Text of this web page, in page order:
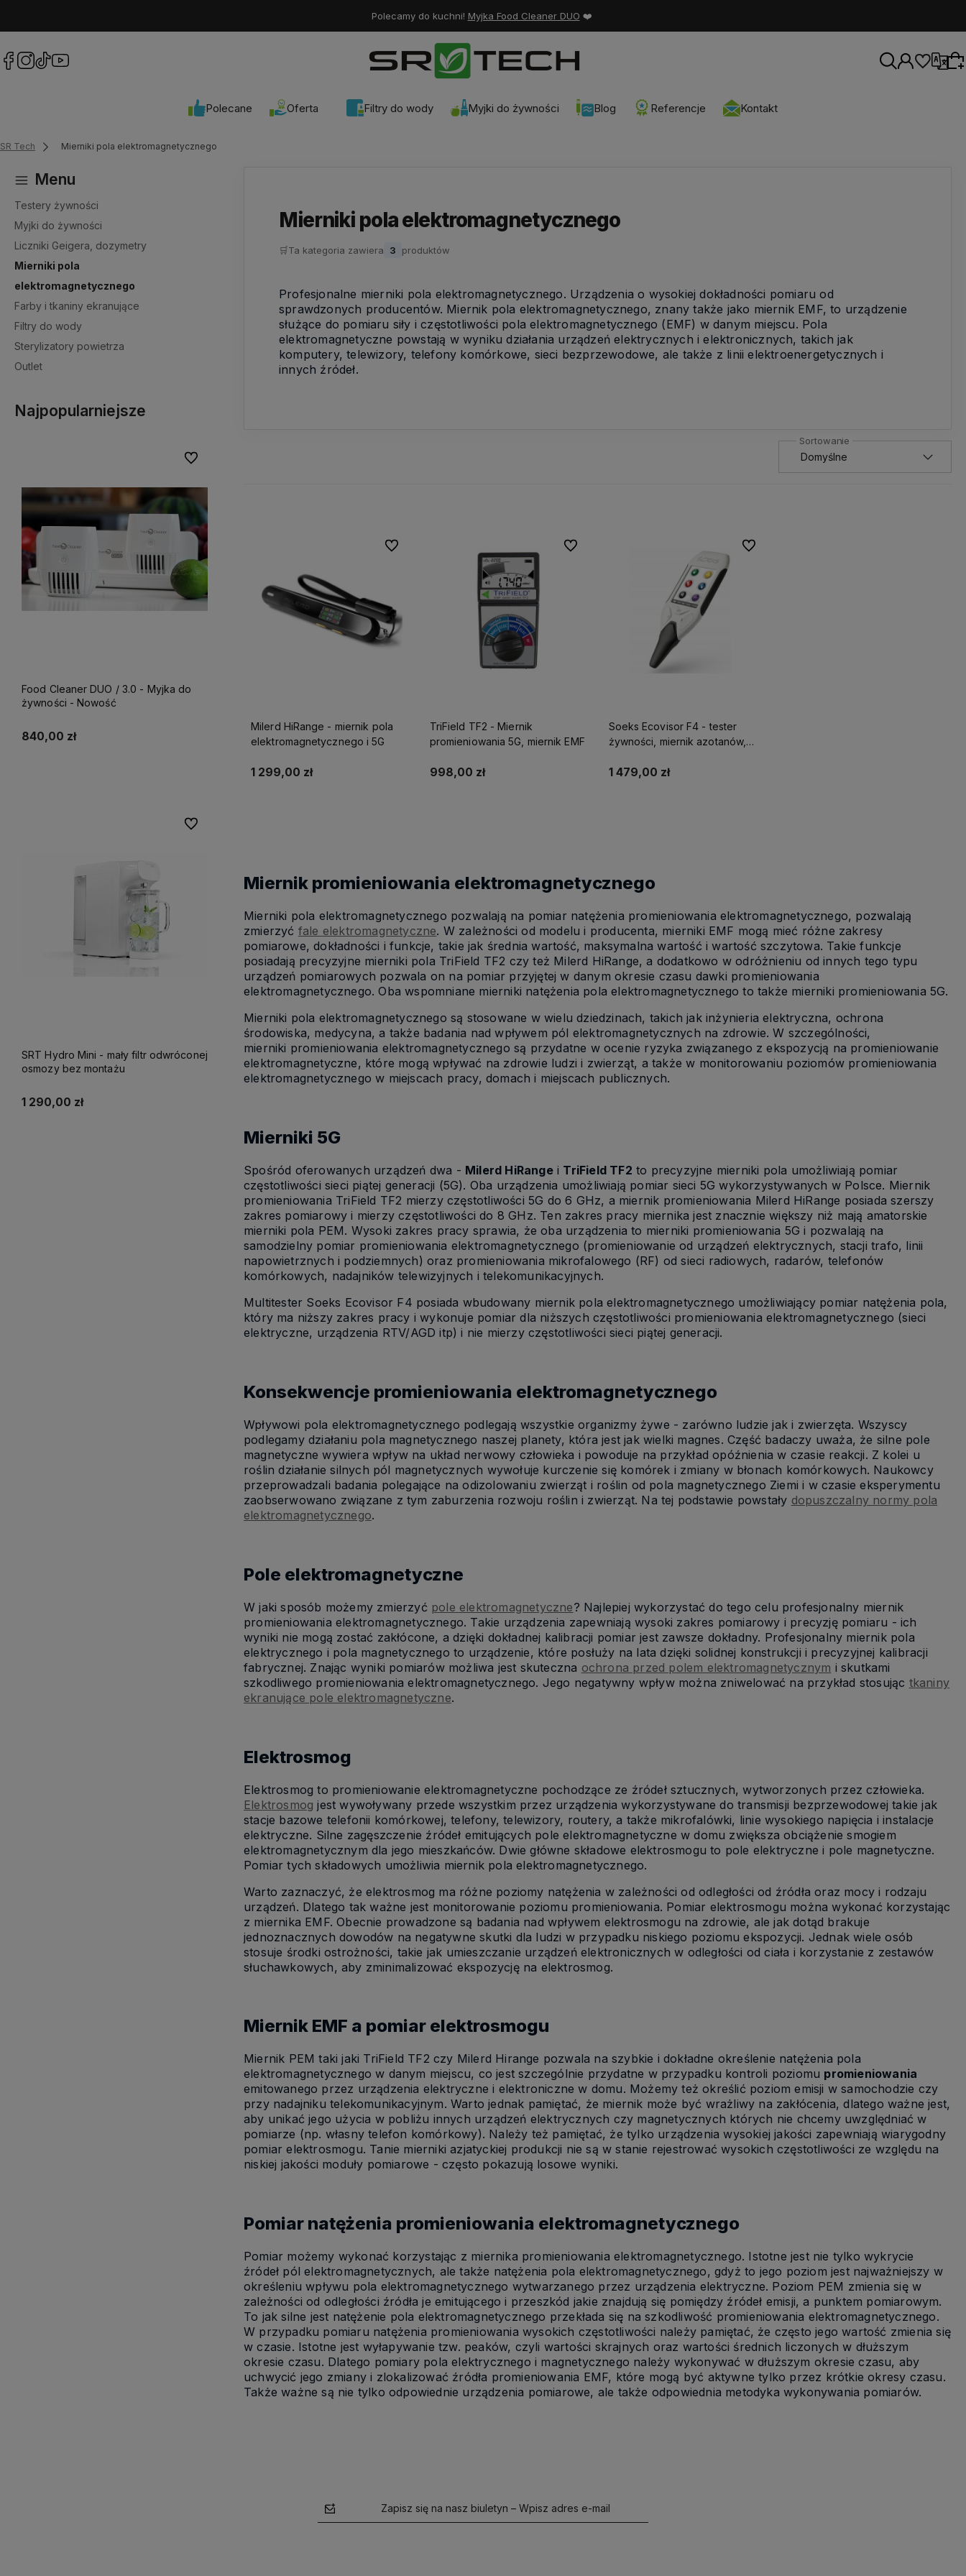
Polecamy do kuchni! Myjka Food Cleaner DUO ❤️
Wybierz walutę
Polecane Oferta Filtry do wody Myjki do żywności Blog Referencje Kontakt
SR Tech Mierniki pola elektromagnetycznego
Menu
Testery żywności
Myjki do żywności
Liczniki Geigera, dozymetry
Mierniki pola
elektromagnetycznego
Farby i tkaniny ekranujące
Filtry do wody
Sterylizatory powietrza
Outlet
Najpopularniejsze
Food Cleaner DUO / 3.0 - Myjka do
żywności - Nowość
840,00 zł
Do ulubionych
SRT Hydro Mini - mały filtr odwróconej
osmozy bez montażu
1 290,00 zł
Do ulubionych
Mierniki pola elektromagnetycznego
🛒Ta kategoria zawiera 3 produktów
Profesjonalne mierniki pola elektromagnetycznego. Urządzenia o wysokiej dokładności pomiaru od
sprawdzonych producentów. Miernik pola elektromagnetycznego, znany także jako miernik EMF, to urządzenie
służące do pomiaru siły i częstotliwości pola elektromagnetycznego (EMF) w danym miejscu. Pola
elektromagnetyczne powstają w wyniku działania urządzeń elektrycznych i elektronicznych, takich jak
komputery, telewizory, telefony komórkowe, sieci bezprzewodowe, ale także z linii elektroenergetycznych i
innych źródeł.
Milerd HiRange - miernik pola
elektromagnetycznego i 5G
1 299,00 zł
Do ulubionych
TriField TF2 - Miernik
promieniowania 5G, miernik EMF
998,00 zł
Do ulubionych
Soeks Ecovisor F4 - tester
żywności, miernik azotanów,
1 479,00 zł
Do ulubionych
Miernik promieniowania elektromagnetycznego
Mierniki pola elektromagnetycznego pozwalają na pomiar natężenia promieniowania elektromagnetycznego, pozwalają
zmierzyć fale elektromagnetyczne. W zależności od modelu i producenta, mierniki EMF mogą mieć różne zakresy
pomiarowe, dokładności i funkcje, takie jak średnia wartość, maksymalna wartość i wartość szczytowa. Takie funkcje
posiadają precyzyjne mierniki pola TriField TF2 czy też Milerd HiRange, a dodatkowo w odróżnieniu od innych tego typu
urządzeń pomiarowych pozwala on na pomiar przyjętej w danym okresie czasu dawki promieniowania
elektromagnetycznego. Oba wspomniane mierniki natężenia pola elektromagnetycznego to także mierniki promieniowania 5G.
Mierniki pola elektromagnetycznego są stosowane w wielu dziedzinach, takich jak inżynieria elektryczna, ochrona
środowiska, medycyna, a także badania nad wpływem pól elektromagnetycznych na zdrowie. W szczególności,
mierniki promieniowania elektromagnetycznego są przydatne w ocenie ryzyka związanego z ekspozycją na promieniowanie
elektromagnetyczne, które mogą wpływać na zdrowie ludzi i zwierząt, a także w monitorowaniu poziomów promieniowania
elektromagnetycznego w miejscach pracy, domach i miejscach publicznych.
Mierniki 5G
Spośród oferowanych urządzeń dwa - Milerd HiRangei TriField TF2 to precyzyjne mierniki pola umożliwiają pomiar
częstotliwości sieci piątej generacji (5G). Oba urządzenia umożliwiają pomiar sieci 5G wykorzystywanych w Polsce. Miernik
promieniowania TriField TF2 mierzy częstotliwości 5G do 6 GHz, a miernik promieniowania Milerd HiRange posiada szerszy
zakres pomiarowy i mierzy częstotliwości do 8 GHz. Ten zakres pracy miernika jest znacznie większy niż mają amatorskie
mierniki pola PEM. Wysoki zakres pracy sprawia, że oba urządzenia to mierniki promieniowania 5G i pozwalają na
samodzielny pomiar promieniowania elektromagnetycznego (promieniowanie od urządzeń elektrycznych, stacji trafo, linii
napowietrznych i podziemnych) oraz promieniowania mikrofalowego (RF) od sieci radiowych, radarów, telefonów
komórkowych, nadajników telewizyjnych i telekomunikacyjnych.
Multitester Soeks Ecovisor F4 posiada wbudowany miernik pola elektromagnetycznego umożliwiający pomiar natężenia pola,
który ma niższy zakres pracy i wykonuje pomiar dla niższych częstotliwości promieniowania elektromagnetycznego (sieci
elektryczne, urządzenia RTV/AGD itp) i nie mierzy częstotliwości sieci piątej generacji.
Konsekwencje promieniowania elektromagnetycznego
Wpływowi pola elektromagnetycznego podlegają wszystkie organizmy żywe - zarówno ludzie jak i zwierzęta. Wszyscy
podlegamy działaniu pola magnetycznego naszej planety, która jest jak wielki magnes. Część badaczy uważa, że silne pole
magnetyczne wywiera wpływ na układ nerwowy człowieka i powoduje na przykład opóźnienia w czasie reakcji. Z kolei u
roślin działanie silnych pól magnetycznych wywołuje kurczenie się komórek i zmiany w błonach komórkowych. Naukowcy
przeprowadzali badania polegające na odizolowaniu zwierząt i roślin od pola magnetycznego Ziemi i w czasie eksperymentu
zaobserwowano związane z tym zaburzenia rozwoju roślin i zwierząt. Na tej podstawie powstały dopuszczalny normy pola
elektromagnetycznego.
Pole elektromagnetyczne
W jaki sposób możemy zmierzyć pole elektromagnetyczne? Najlepiej wykorzystać do tego celu profesjonalny miernik
promieniowania elektromagnetycznego. Takie urządzenia zapewniają wysoki zakres pomiarowy i precyzję pomiaru - ich
wyniki nie mogą zostać zakłócone, a dzięki dokładnej kalibracji pomiar jest zawsze dokładny. Profesjonalny miernik pola
elektrycznego i pola magnetycznego to urządzenie, które posłuży na lata dzięki solidnej konstrukcji i precyzyjnej kalibracji
fabrycznej. Znając wyniki pomiarów możliwa jest skuteczna ochrona przed polem elektromagnetycznym i skutkami
szkodliwego promieniowania elektromagnetycznego. Jego negatywny wpływ można zniwelować na przykład stosując tkaniny
ekranujące pole elektromagnetyczne.
Elektrosmog
Elektrosmog to promieniowanie elektromagnetyczne pochodzące ze źródeł sztucznych, wytworzonych przez człowieka.
Elektrosmog jest wywoływany przede wszystkim przez urządzenia wykorzystywane do transmisji bezprzewodowej takie jak
stacje bazowe telefonii komórkowej, telefony, telewizory, routery, a także mikrofalówki, linie wysokiego napięcia i instalacje
elektryczne. Silne zagęszczenie źródeł emitujących pole elektromagnetyczne w domu zwiększa obciążenie smogiem
elektromagnetycznym dla jego mieszkańców. Dwie główne składowe elektrosmogu to pole elektryczne i pole magnetyczne.
Pomiar tych składowych umożliwia miernik pola elektromagnetycznego.
Warto zaznaczyć, że elektrosmog ma różne poziomy natężenia w zależności od odległości od źródła oraz mocy i rodzaju
urządzeń. Dlatego tak ważne jest monitorowanie poziomu promieniowania. Pomiar elektrosmogu można wykonać korzystając
z miernika EMF. Obecnie prowadzone są badania nad wpływem elektrosmogu na zdrowie, ale jak dotąd brakuje
jednoznacznych dowodów na negatywne skutki dla ludzi w przypadku niskiego poziomu ekspozycji. Jednak wiele osób
stosuje środki ostrożności, takie jak umieszczanie urządzeń elektronicznych w odległości od ciała i korzystanie z zestawów
słuchawkowych, aby zminimalizować ekspozycję na elektrosmog.
Miernik EMF a pomiar elektrosmogu
Miernik PEM taki jaki TriField TF2 czy Milerd Hirange pozwala na szybkie i dokładne określenie natężenia pola
elektromagnetycznego w danym miejscu, co jest szczególnie przydatne w przypadku kontroli poziomu promieniowania
emitowanego przez urządzenia elektryczne i elektroniczne w domu. Możemy też określić poziom emisji w samochodzie czy
przy nadajniku telekomunikacyjnym. Warto jednak pamiętać, że miernik może być wrażliwy na zakłócenia, dlatego ważne jest,
aby unikać jego użycia w pobliżu innych urządzeń elektrycznych czy magnetycznych których nie chcemy uwzględniać w
pomiarze (np. własny telefon komórkowy). Należy też pamiętać, że tylko urządzenia wysokiej jakości zapewniają wiarygodny
pomiar elektrosmogu. Tanie mierniki azjatyckiej produkcji nie są w stanie rejestrować wysokich częstotliwości ze względu na
niskiej jakości moduły pomiarowe - często pokazują losowe wyniki.
Pomiar natężenia promieniowania elektromagnetycznego
Pomiar możemy wykonać korzystając z miernika promieniowania elektromagnetycznego. Istotne jest nie tylko wykrycie
źródeł pól elektromagnetycznych, ale także natężenia pola elektromagnetycznego, gdyż to jego poziom jest najważniejszy w
określeniu wpływu pola elektromagnetycznego wytwarzanego przez urządzenia elektryczne. Poziom PEM zmienia się w
zależności od odległości źródła je emitującego i przeszkód jakie znajdują się pomiędzy źródeł emisji, a punktem pomiarowym.
To jak silne jest natężenie pola elektromagnetycznego przekłada się na szkodliwość promieniowania elektromagnetycznego.
W przypadku pomiaru natężenia promieniowania wysokich częstotliwości należy pamiętać, że często jego wartość zmienia się
w czasie. Istotne jest wyłapywanie tzw. peaków, czyli wartości skrajnych oraz wartości średnich liczonych w dłuższym
okresie czasu. Dlatego pomiary pola elektrycznego i magnetycznego należy wykonywać w dłuższym okresie czasu, aby
uchwycić jego zmiany i zlokalizować źródła promieniowania EMF, które mogą być aktywne tylko przez krótkie okresy czasu.
Także ważne są nie tylko odpowiednie urządzenia pomiarowe, ale także odpowiednia metodyka wykonywania pomiarów.
Zapisz się na nasz biuletyn – Wpisz adres e-mail